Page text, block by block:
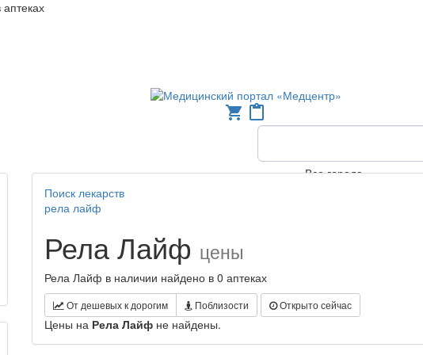
shopping_cart content_paste
Все города
Поиск лекарств
рела лайф
Рела Лайф цены
Рела Лайф в наличии найдено в 0 аптеках
От дешевых к дорогим Поблизости Открыто сейчас
Цены на Рела Лайф не найдены.